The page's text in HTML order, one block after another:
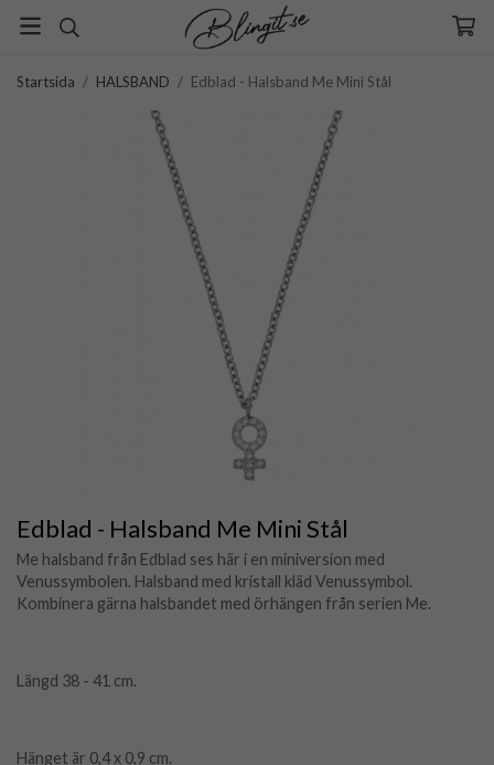
Startsida / HALSBAND / Edblad - Halsband Me Mini Stål
Edblad - Halsband Me Mini Stål
Me halsband från Edblad ses här i en miniversion med
Venussymbolen. Halsband med kristall kläd Venussymbol.
Kombinera gärna halsbandet med örhängen från serien Me.
Längd 38 - 41 cm.
Hänget är 0,4 x 0,9 cm.